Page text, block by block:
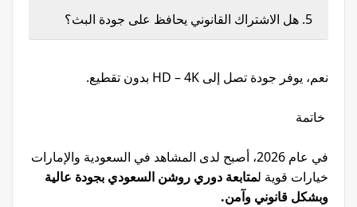
5. هل الاشتراك القانوني يحافظ على جودة البث؟
نعم، يوفر جودة تصل إلى HD – 4K بدون تقطيع.
خاتمة
في عام 2026، أصبح لدى المشاهد في السعودية والإمارات
خيارات قوية لمتابعة دوري روشن السعودي بجودة عالية
وبشكل قانوني وآمن.